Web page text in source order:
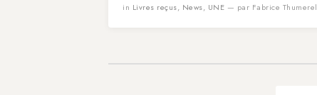
in Livres reçus, News, UNE — par Fabrice Thumerel